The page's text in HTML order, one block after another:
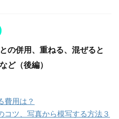
の併用、重ねる、混ぜると
ど（後編）
費用は？
コツ、写真から模写する方法３